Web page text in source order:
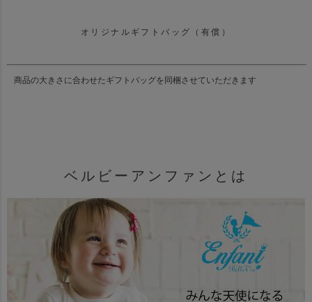
オリジナルギフトバッグ（有償）
商品の大きさに合わせたギフトバッグを同梱させていただきます
ベルビーアンファンとは